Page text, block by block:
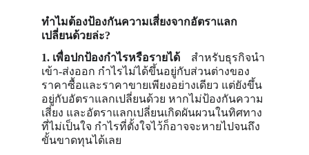
ทำไมต้องป้องกันความเสี่ยงจากอัตราแลก
เปลี่ยนด้วยล่ะ?
1. เพื่อปกป้องกำไรหรือรายได้ สำหรับธุรกิจนำ
เข้า-ส่งออก กำไรไม่ได้ขึ้นอยู่กับส่วนต่างของ
ราคาซื้อและราคาขายเพียงอย่างเดียว แต่ยังขึ้น
อยู่กับอัตราแลกเปลี่ยนด้วย หากไม่ป้องกันความ
เสี่ยง และอัตราแลกเปลี่ยนเกิดผันผวนในทิศทาง
ที่ไม่เป็นใจ กำไรที่ตั้งใจไว้ก็อาจจะหายไปจนถึง
ขั้นขาดทุนได้เลย